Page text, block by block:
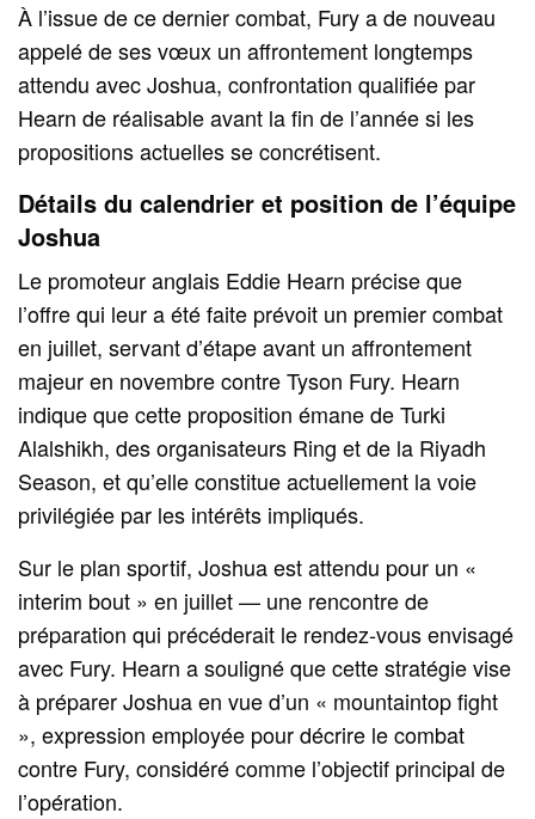
À l’issue de ce dernier combat, Fury a de nouveau
appelé de ses vœux un affrontement longtemps
attendu avec Joshua, confrontation qualifiée par
Hearn de réalisable avant la fin de l’année si les
propositions actuelles se concrétisent.
Détails du calendrier et position de l’équipe
Joshua
Le promoteur anglais Eddie Hearn précise que
l’offre qui leur a été faite prévoit un premier combat
en juillet, servant d’étape avant un affrontement
majeur en novembre contre Tyson Fury. Hearn
indique que cette proposition émane de Turki
Alalshikh, des organisateurs Ring et de la Riyadh
Season, et qu’elle constitue actuellement la voie
privilégiée par les intérêts impliqués.
Sur le plan sportif, Joshua est attendu pour un «
interim bout » en juillet — une rencontre de
préparation qui précéderait le rendez‑vous envisagé
avec Fury. Hearn a souligné que cette stratégie vise
à préparer Joshua en vue d’un « mountaintop fight
», expression employée pour décrire le combat
contre Fury, considéré comme l’objectif principal de
l’opération.